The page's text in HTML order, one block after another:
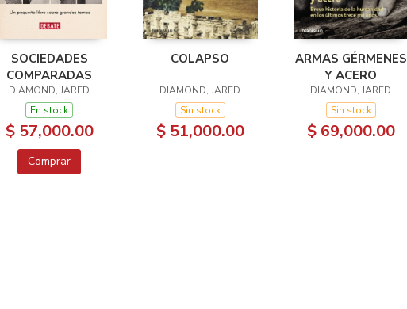
SOCIEDADES
COMPARADAS
DIAMOND, JARED
En stock
$ 57,000.00
Comprar
COLAPSO
DIAMOND, JARED
Sin stock
$ 51,000.00
ARMAS GÉRMENES
Y ACERO
DIAMOND, JARED
Sin stock
$ 69,000.00